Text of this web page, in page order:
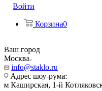
Войти
Корзина0
Ваш город
Москва
info@staklo.ru
Адрес шоу-рума:
м Каширская, 1-й